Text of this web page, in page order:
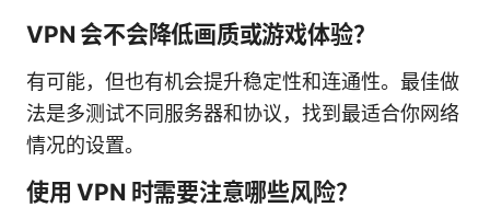
VPN 会不会降低画质或游戏体验？
有可能，但也有机会提升稳定性和连通性。最佳做
法是多测试不同服务器和协议，找到最适合你网络
情况的设置。
使用 VPN 时需要注意哪些风险？